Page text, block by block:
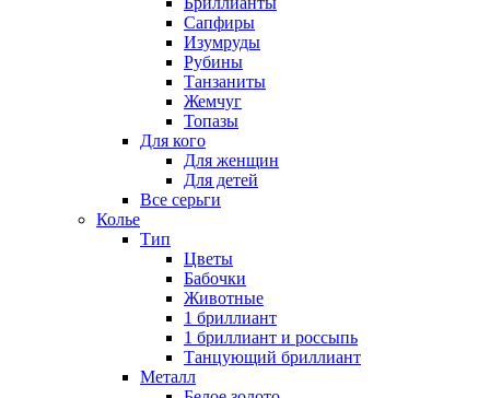
Сапфиры
Изумруды
Рубины
Танзаниты
Жемчуг
Топазы
Для кого
Для женщин
Для детей
Все серьги
Колье
Тип
Цветы
Бабочки
Животные
1 бриллиант
1 бриллиант и россыпь
Танцующий бриллиант
Металл